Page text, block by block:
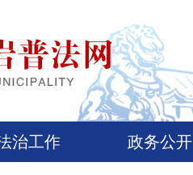
治工作 政务公开